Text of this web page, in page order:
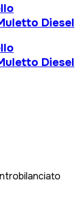
Diesel
Diesel